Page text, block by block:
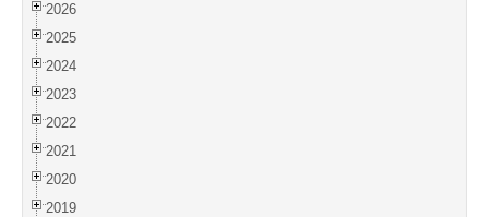
2026
2025
2024
2023
2022
2021
2020
2019